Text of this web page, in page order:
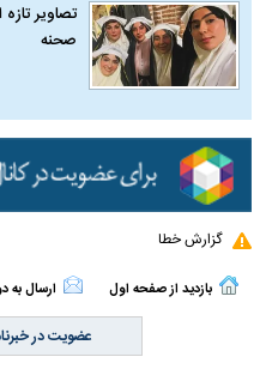
تصاویر
صحنه
گزارش خطا
بازدید از صفحه اول ارسال به
عضویت در